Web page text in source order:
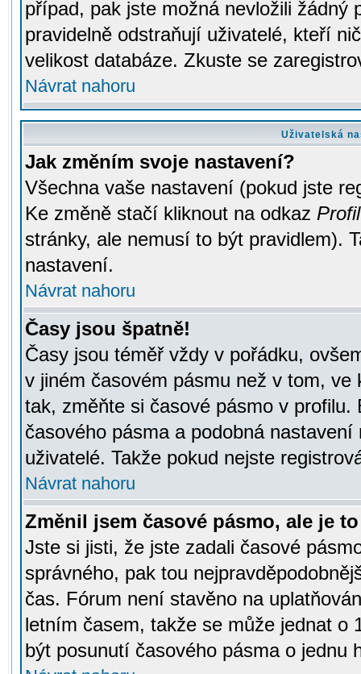
případ, pak jste možná nevložili žádný
pravidelně odstraňují uživatelé, kteří
velikost databáze. Zkuste se
Návrat nahoru
Uživatelská
Jak změním svoje nastavení?
Všechna vaše nastavení (pokud jste
Ke změně stačí kliknout na odkaz Profil
stránky, ale nemusí to být pravidlem).
nastavení.
Návrat nahoru
Časy jsou špatně!
Časy jsou téměř vždy v pořádku,
v jiném časovém pásmu než v tom,
tak, změňte si časové pásmo v
časového pásma a podobná
uživatelé. Takže pokud nejste
Návrat nahoru
Změnil jsem časové pásmo, ale je
Jste si jisti, že jste zadali časové
správného, pak tou
čas. Fórum není stavěno na
letním časem, takže se může jednat o
být posunutí časového pásma o jednu